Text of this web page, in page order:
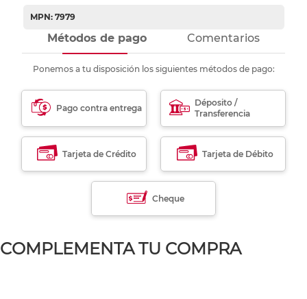
MPN: 7979
Métodos de pago Comentarios
Ponemos a tu disposición los siguientes métodos de pago:
Pago contra entrega
Déposito /
Transferencia
Tarjeta de Crédito Tarjeta de Débito
Cheque
COMPLEMENTA TU COMPRA